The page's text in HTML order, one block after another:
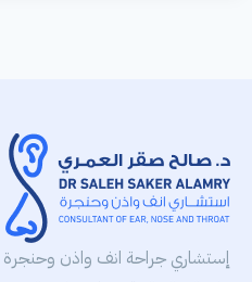
إستشاري جراحة انف واذن